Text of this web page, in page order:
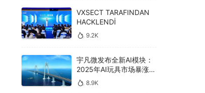
VXSECT TARAFINDAN
HACKLENDİ
9.2K
宇凡微发布全新AI模块：
2025年AI玩具市场暴涨
400亿，90%传统厂商的
生死战即将打响
8.9K